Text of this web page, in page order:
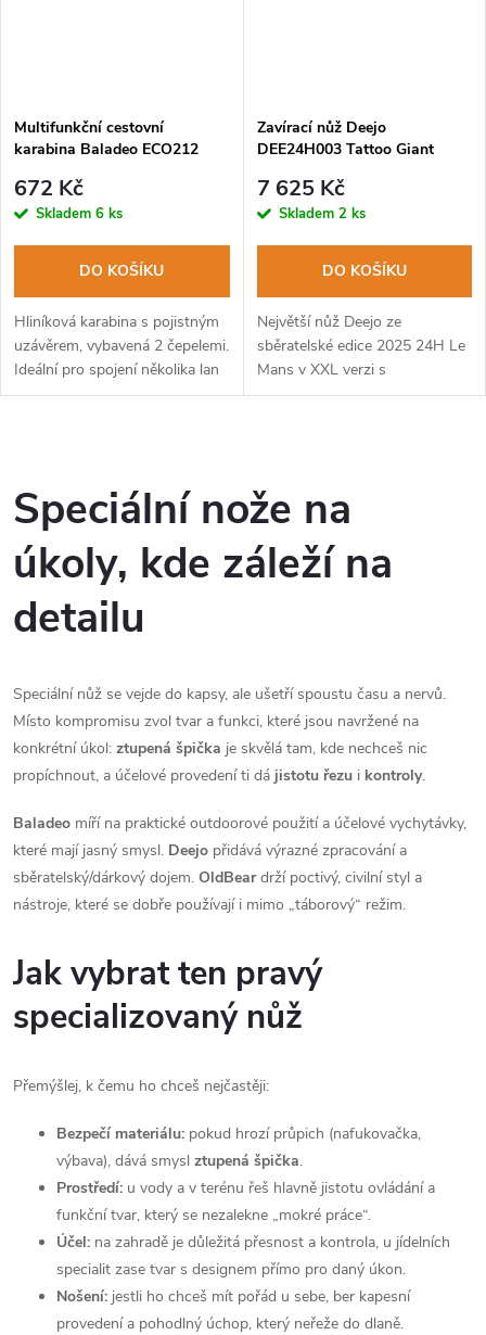
Multifunkční cestovní
karabina Baladeo ECO212
zámek ocel 420, hliníkové tělo
672 Kč
Skladem 6 ks
DO KOŠÍKU
Hliníková karabina s pojistným
uzávěrem, vybavená 2 čepelemi.
Ideální pro spojení několika lan
či zavazedel během transportu,
Zavírací nůž Deejo
DEE24H003 Tattoo Giant
Trio limitovaná edice
7 625 Kč
Skladem 2 ks
DO KOŠÍKU
Největší nůž Deejo ze
sběratelské edice 2025 24H Le
Mans v XXL verzi s
oboustranným tetováním.
v
l
á
d
a
c
í
p
r
v
y
v
ý
Speciální nože na
úkoly, kde záleží na
detailu
Speciální nůž se vejde do kapsy, ale ušetří spoustu času a nervů.
Místo kompromisu zvol tvar a funkci, které jsou navržené na
konkrétní úkol: ztupená špička je skvělá tam, kde nechceš nic
propíchnout, a účelové provedení ti dá jistotu řezu i kontroly.
Baladeo míří na praktické outdoorové použití a účelové vychytávky,
které mají jasný smysl. Deejo přidává výrazné zpracování a
sběratelský/dárkový dojem. OldBeardrží poctivý, civilní styl a
nástroje, které se dobře používají i mimo „táborový“ režim.
Jak vybrat ten pravý
specializovaný nůž
Přemýšlej, k čemu ho chceš nejčastěji:
Bezpečí materiálu: pokud hrozí průpich (nafukovačka,
výbava), dává smysl ztupená špička.
Prostředí: u vody a v terénu řeš hlavně jistotu ovládání a
funkční tvar, který se nezalekne „mokré práce“.
Účel: na zahradě je důležitá přesnost a kontrola, u jídelních
specialit zase tvar s designem přímo pro daný úkon.
Nošení: jestli ho chceš mít pořád u sebe, ber kapesní
provedení a pohodlný úchop, který neřeže do dlaně.